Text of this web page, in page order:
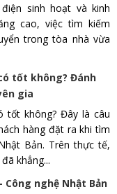
sinh hoạt và kinh
cao, việc tìm kiếm
trong tòa nhà vừa
tốt không? Đánh
gia
tốt không? Đây là câu
hàng đặt ra khi tìm
Bản. Trên thực tế,
khẳng...
Công nghệ Nhật Bản